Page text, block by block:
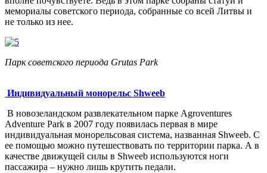
мемориалы советского периода, собранные со всей Литвы и
не только из нее.
Парк советского периода Grutas Park
Индивидуальный монорельс Shweeb
В новозеландском развлекательном парке Agroventures
Adventure Park в 2007 году появилась первая в мире
индивидуальная монорельсовая система, названная Shweeb. С
ее помощью можно путешествовать по территории парка. А в
качестве движущей силы в Shweeb используются ноги
пассажира – нужно лишь крутить педали.